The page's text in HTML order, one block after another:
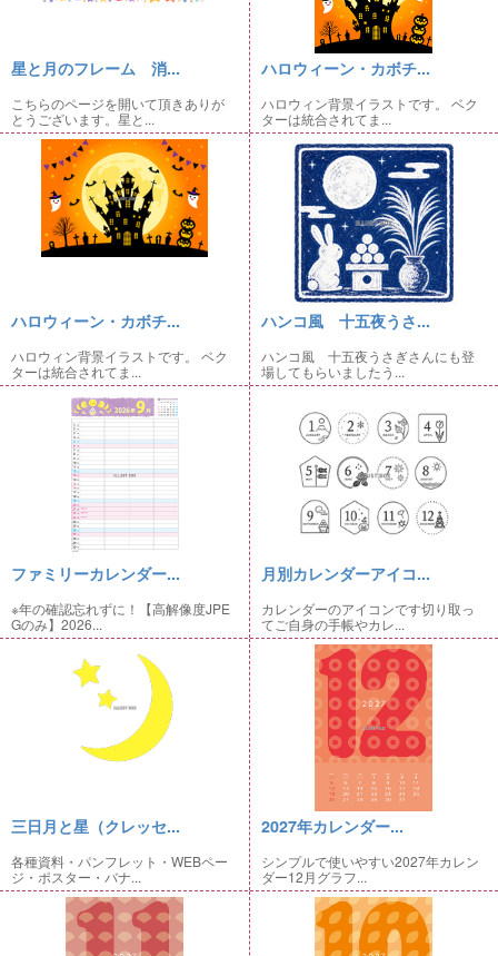
星と月のフレーム 消...
こちらのページを開いて頂きありが
とうございます。星と...
ハロウィーン・カボチ...
ハロウィン背景イラストです。 ベク
ターは統合されてま...
ハロウィーン・カボチ...
ハロウィン背景イラストです。 ベク
ターは統合されてま...
ハンコ風 十五夜うさ...
ハンコ風 十五夜うさぎさんにも登
場してもらいましたう...
ファミリーカレンダー...
※年の確認忘れずに！【高解像度JPE
Gのみ】2026...
月別カレンダーアイコ...
カレンダーのアイコンです切り取っ
てご自身の手帳やカレ...
三日月と星（クレッセ...
各種資料・パンフレット・WEBペー
ジ・ポスター・バナ...
2027年カレンダー...
シンプルで使いやすい2027年カレン
ダー12月グラフ...